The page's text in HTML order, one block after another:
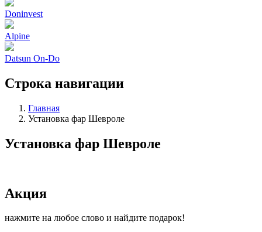
Doninvest
Alpine
Datsun On-Do
Строка навигации
Главная
Установка фар Шевроле
Установка фар Шевроле
Акция
нажмите на любое слово и найдите подарок!